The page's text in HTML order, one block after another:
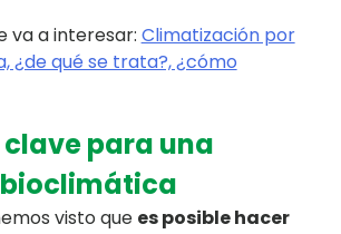
va a interesar: Climatización por
¿de qué se trata?, ¿cómo
clave para una
visto que es posible hacer